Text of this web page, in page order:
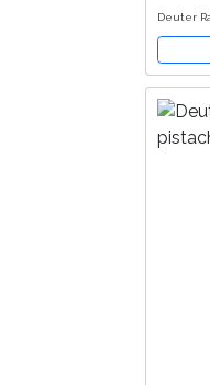
Deuter